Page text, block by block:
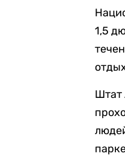
1,5
Штат